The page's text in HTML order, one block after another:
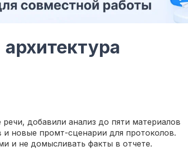
добавили анализ до пяти материалов
новые промт-сценарии для протоколов.
и не домысливать факты в отчете.